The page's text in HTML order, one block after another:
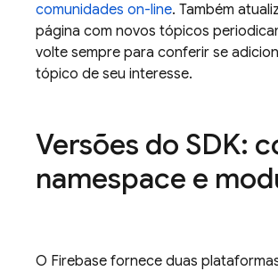
comunidades on-line. Também
página com novos tópicos
volte sempre para conferir se
tópico de seu interesse.
Versões do SDK:
namespace e
O Firebase fornece duas